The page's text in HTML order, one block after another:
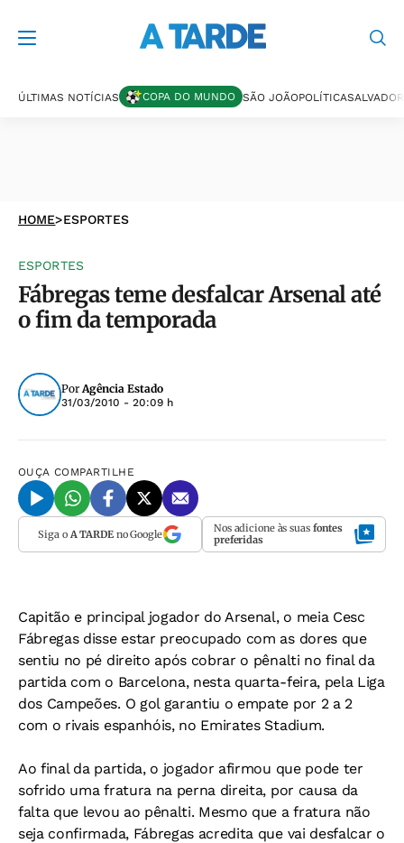
ÚLTIMAS NOTÍCIAS COPA DO MUNDO SÃO JOÃOPOLÍTICASALVADOR
HOME>ESPORTES
ESPORTES
Fábregas teme desfalcar Arsenal até
o fim da temporada
PorAgência Estado
31/03/2010 - 20:09 h
OUÇA COMPARTILHE
Siga o A TARDEno Google Nos adicione às suas fontes
preferidas
Capitão e principal jogador do Arsenal, o meia Cesc
Fábregas disse estar preocupado com as dores que
sentiu no pé direito após cobrar o pênalti no final da
partida com o Barcelona, nesta quarta-feira, pela Liga
dos Campeões. O gol garantiu o empate por 2 a 2
com o rivais espanhóis, no Emirates Stadium.
Ao final da partida, o jogador afirmou que pode ter
sofrido uma fratura na perna direita, por causa da
falta que levou ao pênalti. Mesmo que a fratura não
seja confirmada, Fábregas acredita que vai desfalcar o